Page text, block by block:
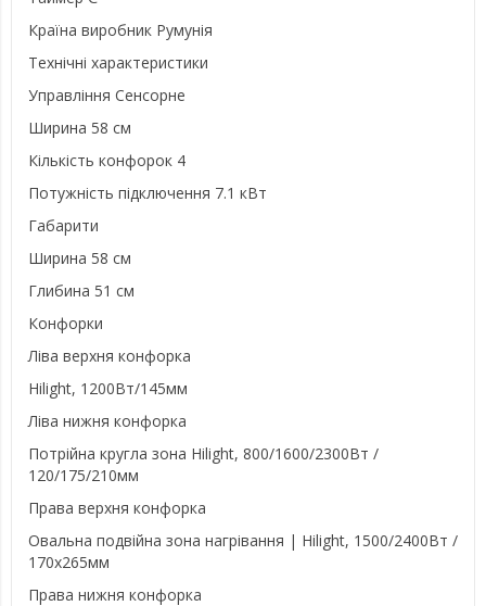
Країна виробник Румунія
Технічні характеристики
Управління Сенсорне
Ширина 58 см
Кількість конфорок 4
Потужність підключення 7.1 кВт
Габарити
Ширина 58 см
Глибина 51 см
Конфорки
Ліва верхня конфорка
Hilight, 1200Вт/145мм
Ліва нижня конфорка
Потрійна кругла зона Hilight, 800/1600/2300Вт /
120/175/210мм
Права верхня конфорка
Овальна подвійна зона нагрівання | Hilight, 1500/2400Вт /
170x265мм
Права нижня конфорка